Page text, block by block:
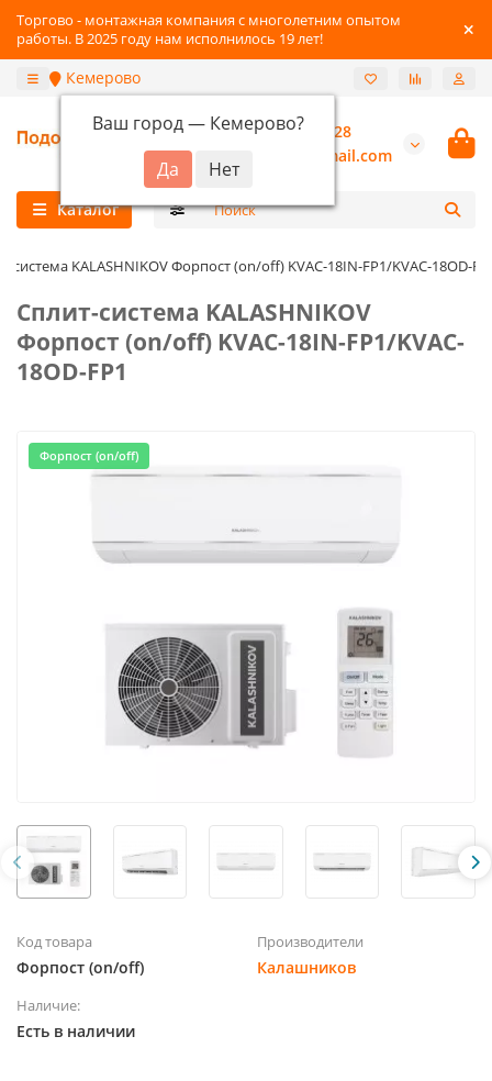
Торгово - монтажная компания с многолетним опытом
работы. В 2025 году нам исполнилось 19 лет!
Кемерово
Ваш город — Кемерово?
+7-3842-216-528
burannsk@gmail.com
Каталог
система KALASHNIKOV Форпост (on/off) KVAC-18IN-FP1/KVAC-18OD-
Сплит-система KALASHNIKOV
Форпост (on/off) KVAC-18IN-FP1/KVAC-
18OD-FP1
Форпост (on/off)
Код товара
Форпост (on/off)
Производители
Калашников
Наличие:
Есть в наличии